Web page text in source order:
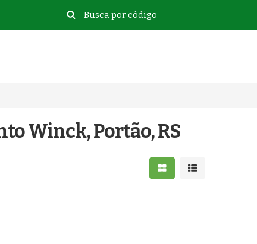
Winck, Portão, RS
Mostrar resultados
Mostrar